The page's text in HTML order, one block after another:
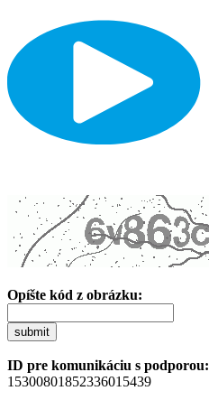
Opíšte kód z obrázku:
submit
ID pre komunikáciu s podporou:
15300801852336015439